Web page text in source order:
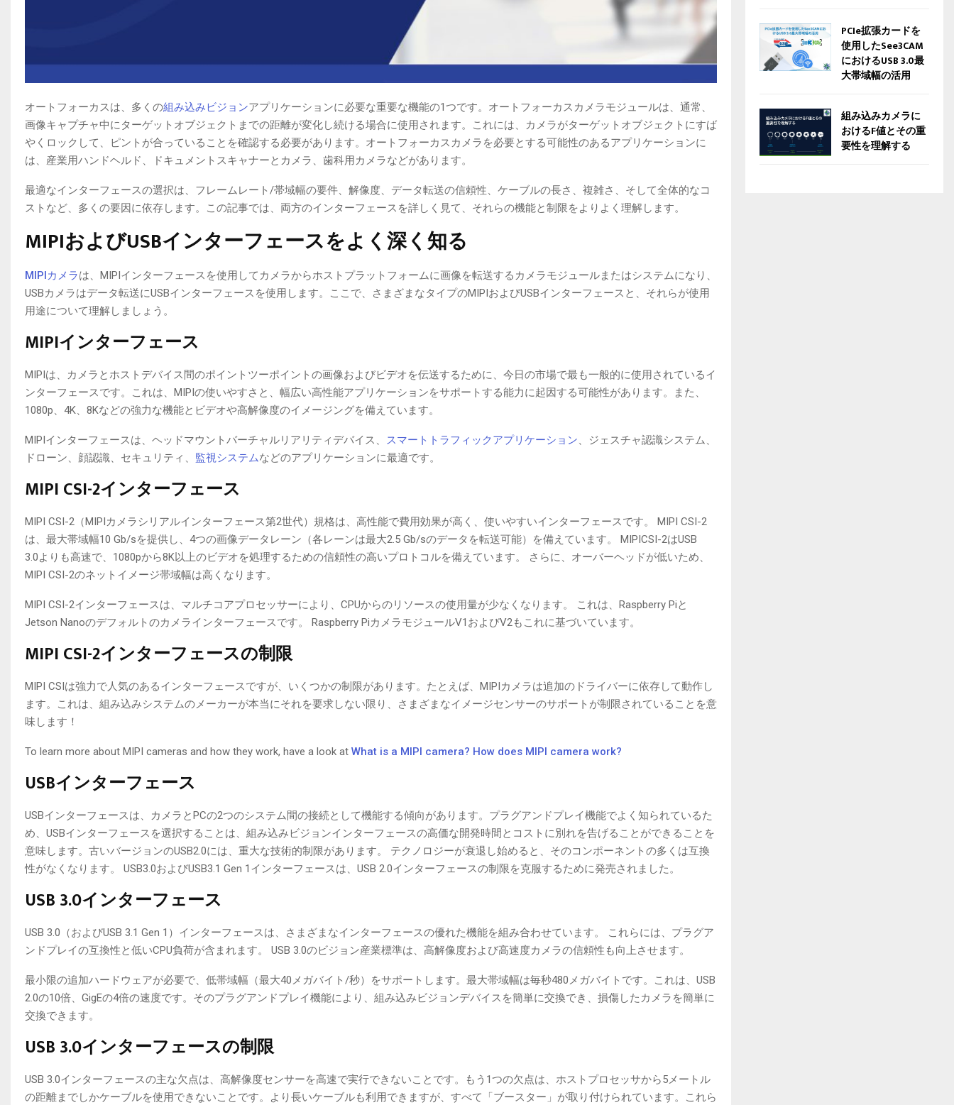
オートフォーカスは、多くの組み込みビジョンアプリケーションに必要な重要な機能の1つです。オートフォーカスカメラモジュールは、通常、
画像キャプチャ中にターゲットオブジェクトまでの距離が変化し続ける場合に使用されます。これには、カメラがターゲットオブジェクトにすば
やくロックして、ピントが合っていることを確認する必要があります。オートフォーカスカメラを必要とする可能性のあるアプリケーションに
は、産業用ハンドヘルド、ドキュメントスキャナーとカメラ、歯科用カメラなどがあります。
最適なインターフェースの選択は、フレームレート/帯域幅の要件、解像度、データ転送の信頼性、ケーブルの長さ、複雑さ、そして全体的なコ
ストなど、多くの要因に依存します。この記事では、両方のインターフェースを詳しく見て、それらの機能と制限をよりよく理解します。
MIPIおよびUSBインターフェースをよく深く知る
MIPIカメラは、MIPIインターフェースを使用してカメラからホストプラットフォームに画像を転送するカメラモジュールまたはシステムになり、
USBカメラはデータ転送にUSBインターフェースを使用します。ここで、さまざまなタイプのMIPIおよびUSBインターフェースと、それらが使用
用途について理解しましょう。
MIPIインターフェース
MIPIは、カメラとホストデバイス間のポイントツーポイントの画像およびビデオを伝送するために、今日の市場で最も一般的に使用されているイ
ンターフェースです。これは、MIPIの使いやすさと、幅広い高性能アプリケーションをサポートする能力に起因する可能性があります。また、
1080p、4K、8Kなどの強力な機能とビデオや高解像度のイメージングを備えています。
MIPIインターフェースは、ヘッドマウントバーチャルリアリティデバイス、 スマートトラフィックアプリケーション、ジェスチャ認識システム、
ドローン、顔認識、セキュリティ、 監視システムなどのアプリケーションに最適です。
MIPI CSI-2インターフェース
MIPI CSI-2（MIPIカメラシリアルインターフェース第2世代）規格は、高性能で費用効果が高く、使いやすいインターフェースです。 MIPI CSI-2
は、最大帯域幅10 Gb/sを提供し、4つの画像データレーン（各レーンは最大2.5 Gb/sのデータを転送可能）を備えています。 MIPICSI-2はUSB
3.0よりも高速で、1080pから8K以上のビデオを処理するための信頼性の高いプロトコルを備えています。 さらに、オーバーヘッドが低いため、
MIPI CSI-2のネットイメージ帯域幅は高くなります。
MIPI CSI-2インターフェースは、マルチコアプロセッサーにより、CPUからのリソースの使用量が少なくなります。 これは、Raspberry Piと
Jetson Nanoのデフォルトのカメラインターフェースです。 Raspberry PiカメラモジュールV1およびV2もこれに基づいています。
MIPI CSI-2インターフェースの制限
MIPI CSIは強力で人気のあるインターフェースですが、いくつかの制限があります。たとえば、MIPIカメラは追加のドライバーに依存して動作し
ます。これは、組み込みシステムのメーカーが本当にそれを要求しない限り、さまざまなイメージセンサーのサポートが制限されていることを意
味します！
To learn more about MIPI cameras and how they work, have a look at What is a MIPI camera? How does MIPI camera work?
USBインターフェース
USBインターフェースは、カメラとPCの2つのシステム間の接続として機能する傾向があります。プラグアンドプレイ機能でよく知られているた
め、USBインターフェースを選択することは、組み込みビジョンインターフェースの高価な開発時間とコストに別れを告げることができることを
意味します。古いバージョンのUSB2.0には、重大な技術的制限があります。 テクノロジーが衰退し始めると、そのコンポーネントの多くは互換
性がなくなります。 USB3.0およびUSB3.1 Gen 1インターフェースは、USB 2.0インターフェースの制限を克服するために発売されました。
USB 3.0インターフェース
USB 3.0（およびUSB 3.1 Gen 1）インターフェースは、さまざまなインターフェースの優れた機能を組み合わせています。 これらには、プラグア
ンドプレイの互換性と低いCPU負荷が含まれます。 USB 3.0のビジョン産業標準は、高解像度および高速度カメラの信頼性も向上させます。
最小限の追加ハードウェアが必要で、低帯域幅（最大40メガバイト/秒）をサポートします。最大帯域幅は毎秒480メガバイトです。これは、USB
2.0の10倍、GigEの4倍の速度です。そのプラグアンドプレイ機能により、組み込みビジョンデバイスを簡単に交換でき、損傷したカメラを簡単に
交換できます。
USB 3.0インターフェースの制限
USB 3.0インターフェースの主な欠点は、高解像度センサーを高速で実行できないことです。もう1つの欠点は、ホストプロセッサから5メートル
の距離までしかケーブルを使用できないことです。より長いケーブルも利用できますが、すべて「ブースター」が取り付けられています。これら
PCIe拡張カードを
使用したSee3CAM
におけるUSB 3.0最
大帯域幅の活用
組み込みカメラに
おけるF値とその重
要性を理解する